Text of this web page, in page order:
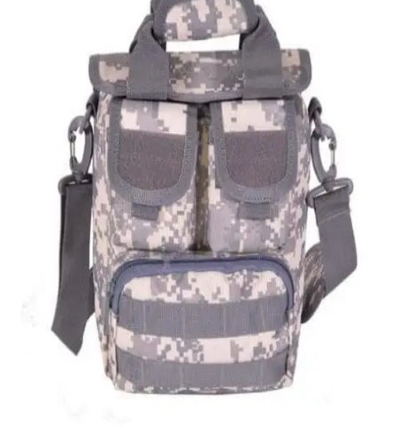
Quick View
Εξαντλημένο
ΑΝΔΡΙΚΑ ΤΣΑΝΤΑΚΙΑ ΩΜΟΥ
Ανδρικό τσαντάκι Survivors